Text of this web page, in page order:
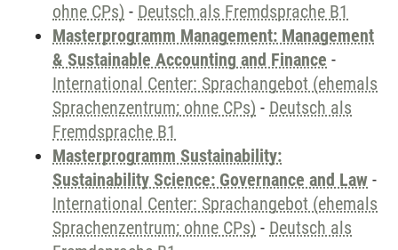
ohne CPs) - Deutsch als Fremdsprache B1
Masterprogramm Management: Management
& Sustainable Accounting and Finance -
International Center: Sprachangebot (ehemals
Sprachenzentrum; ohne CPs) - Deutsch als
Fremdsprache B1
Masterprogramm Sustainability:
Sustainability Science: Governance and Law -
International Center: Sprachangebot (ehemals
Sprachenzentrum; ohne CPs) - Deutsch als